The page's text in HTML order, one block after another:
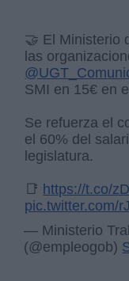
🤝 El Ministerio
las
SMI en 15€ en
Se refuerza el
el 60% del
legislatura.
📑 https://t.co/
pic.twitter.com/
— Ministerio
(@empleogob)